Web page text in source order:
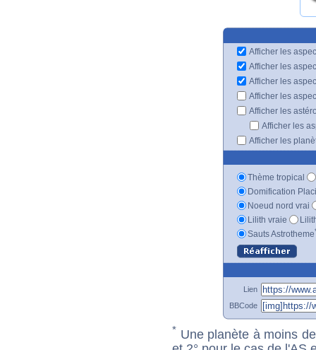
Afficher les
Afficher les
Afficher les
Afficher les
Afficher les
Afficher les
Afficher les
Thème tropical
Domification
Noeud nord vrai
Lilith vraie
Sauts Astrotheme
Lien
BBCode
* Une planète à moins